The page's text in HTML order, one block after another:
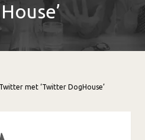
met ‘Twitter DogHouse’